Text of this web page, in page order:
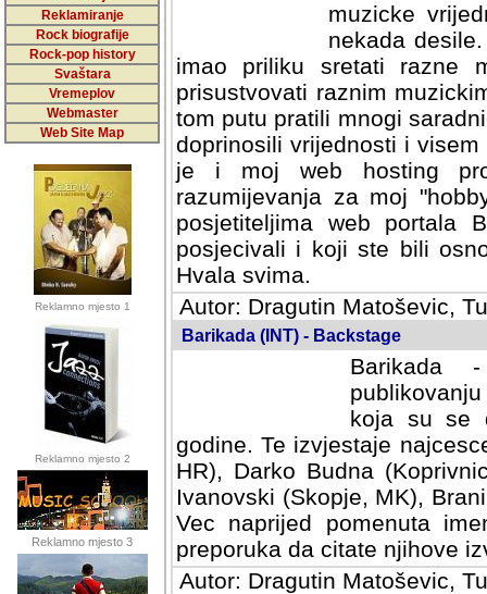
Reklamiranje
Rock biografije
Rock-pop history
Svaštara
Vremeplov
Webmaster
Web Site Map
Reklamno mjesto 1
Reklamno mjesto 2
Reklamno mjesto 3
muzicke
nekada
imao priliku sretati razne
prisustvovati raznim
tom putu pratili mnogi
doprinosili vrijednosti i
je i moj web hosting
razumijevanja za moj
posjetiteljima web portala
posjecivali i koji ste bili
Hvala svima.
Autor: Dragutin Matoševic,
Barikada (INT) - Backstage
Barikada
koja su se
godine. Te izvjestaje
HR), Darko Budna
Ivanovski (Skopje, MK),
Vec naprijed pomenuta
preporuka da citate njihove
Autor: Dragutin Matoševic,